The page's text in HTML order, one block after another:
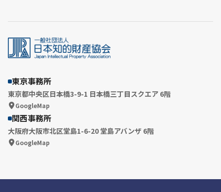
東京事務所
東京都中央区日本橋3-9-1 日本橋三丁目スクエア 6階
GoogleMap
関西事務所
大阪府大阪市北区堂島1-6-20 堂島アバンザ 6階
GoogleMap